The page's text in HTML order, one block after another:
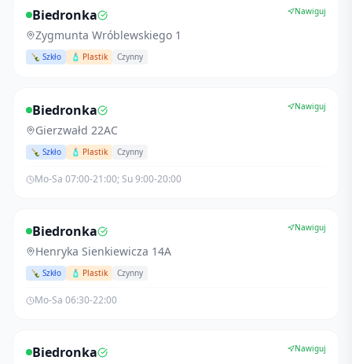
Biedronka
Zygmunta Wróblewskiego 1
🍾 Szkło 🧴 Plastik Czynny
Nawiguj
Biedronka
Gierzwałd 22AC
🍾 Szkło 🧴 Plastik Czynny
Nawiguj
Mo-Sa 07:00-21:00; Su 9:00-20:00
Biedronka
Henryka Sienkiewicza 14A
🍾 Szkło 🧴 Plastik Czynny
Nawiguj
Mo-Sa 06:30-22:00
Biedronka Nawiguj